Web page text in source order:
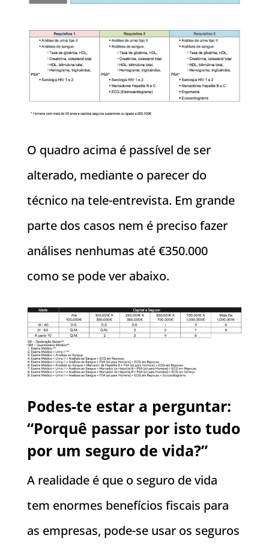
O quadro acima é passível de ser
alterado, mediante o parecer do
técnico na tele-entrevista. Em grande
parte dos casos nem é preciso fazer
análises nenhumas até €350.000
como se pode ver abaixo.
Podes-te estar a perguntar:
“Porquê passar por isto tudo
por um seguro de vida?”
A realidade é que o seguro de vida
tem enormes benefícios fiscais para
as empresas, pode-se usar os seguros